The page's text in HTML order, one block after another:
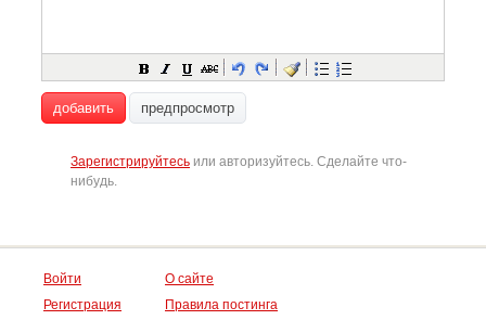
добавить предпросмотр
Зарегистрируйтесь или авторизуйтесь. Сделайте что-
нибудь.
Войти
Регистрация
О сайте
Правила постинга